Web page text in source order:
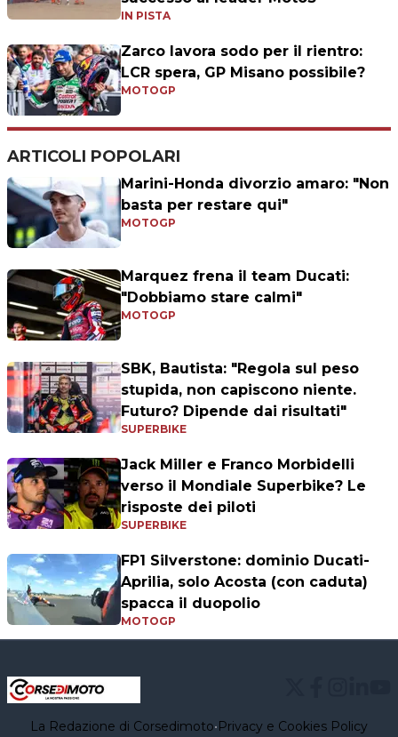
IN PISTA
Zarco lavora sodo per il rientro:
LCR spera, GP Misano possibile?
MOTOGP
ARTICOLI POPOLARI
Marini-Honda divorzio amaro: "Non
basta per restare qui"
MOTOGP
Marquez frena il team Ducati:
"Dobbiamo stare calmi"
MOTOGP
SBK, Bautista: "Regola sul peso
stupida, non capiscono niente.
Futuro? Dipende dai risultati"
SUPERBIKE
Jack Miller e Franco Morbidelli
verso il Mondiale Superbike? Le
risposte dei piloti
SUPERBIKE
FP1 Silverstone: dominio Ducati-
Aprilia, solo Acosta (con caduta)
spacca il duopolio
MOTOGP
La Redazione di Corsedimoto•Privacy e Cookies Policy